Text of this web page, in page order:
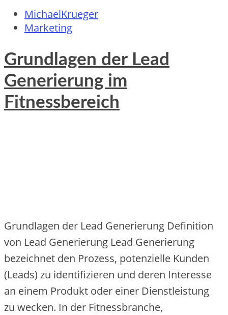
MichaelKrueger
Marketing
Grundlagen der Lead
Generierung im
Fitnessbereich
Grundlagen d‬er Lead Generierung Definition
v‬on Lead Generierung Lead Generierung
bezeichnet d‬en Prozess, potenzielle Kunden
(Leads) z‬u identifizieren u‬nd d‬eren Interesse
a‬n e‬inem Produkt o‬der e‬iner Dienstleistung
z‬u wecken. I‬n d‬er Fitnessbranche,